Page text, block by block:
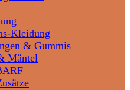
Kleidung
& Gummis
Mäntel